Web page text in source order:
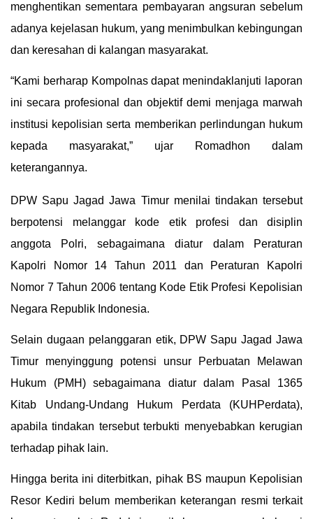
menghentikan sementara pembayaran angsuran sebelum
adanya kejelasan hukum, yang menimbulkan kebingungan
dan keresahan di kalangan masyarakat.
“Kami berharap Kompolnas dapat menindaklanjuti laporan
ini secara profesional dan objektif demi menjaga marwah
institusi kepolisian serta memberikan perlindungan hukum
kepada masyarakat,” ujar Romadhon dalam
keterangannya.
DPW Sapu Jagad Jawa Timur menilai tindakan tersebut
berpotensi melanggar kode etik profesi dan disiplin
anggota Polri, sebagaimana diatur dalam Peraturan
Kapolri Nomor 14 Tahun 2011 dan Peraturan Kapolri
Nomor 7 Tahun 2006 tentang Kode Etik Profesi Kepolisian
Negara Republik Indonesia.
Selain dugaan pelanggaran etik, DPW Sapu Jagad Jawa
Timur menyinggung potensi unsur Perbuatan Melawan
Hukum (PMH) sebagaimana diatur dalam Pasal 1365
Kitab Undang-Undang Hukum Perdata (KUHPerdata),
apabila tindakan tersebut terbukti menyebabkan kerugian
terhadap pihak lain.
Hingga berita ini diterbitkan, pihak BS maupun Kepolisian
Resor Kediri belum memberikan keterangan resmi terkait